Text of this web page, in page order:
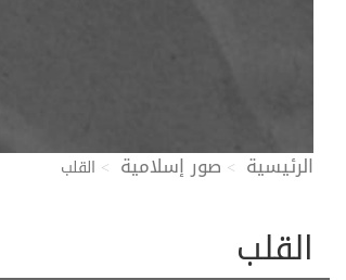
الرئيسية صور إسلامية القلب
القلب